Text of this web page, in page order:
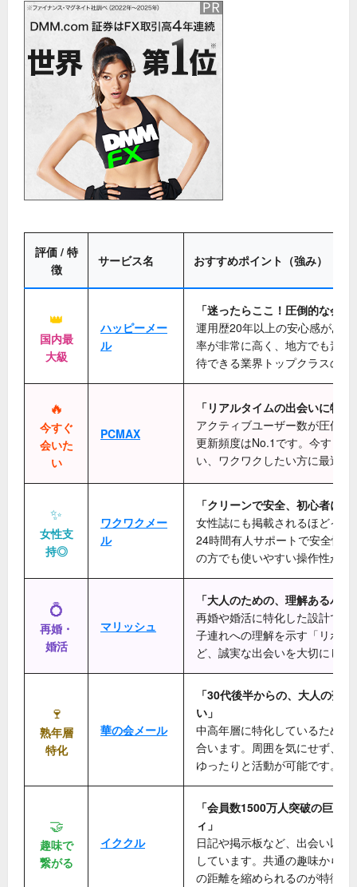
評価 / 特
徴
サービス名 おすすめポイント（強み）
👑
国内最
大級
ハッピーメー
ル
「迷ったらここ！圧倒的な会
運用歴20年以上の安心感があ
率が非常に高く、地方でも素敵
待できる業界トップクラスの老
🔥
今すぐ
会いた
い
PCMAX
「リアルタイムの出会いに特化
アクティブユーザー数が圧倒的
更新頻度はNo.1です。今すぐ
い、ワクワクしたい方に最適で
✨
女性支
持◎
ワクワクメー
ル
「クリーンで安全、初心者に優
女性誌にも掲載されるほどイメ
24時間有人サポートで安全性
の方でも使いやすい操作性が魅
💍
再婚・
婚活
マリッシュ
「大人のための、理解あるパ
再婚や婚活に特化した設計です
子連れへの理解を示す「リボン
ど、誠実な出会いを大切にして
🍷
熟年層
特化
華の会メール
「30代後半からの、大人の落
い」
中高年層に特化しているため、
合います。周囲を気にせず、自
ゆったりと活動が可能です。
🤝
趣味で
繋がる
イククル
「会員数1500万人突破の巨大
ィ」
日記や掲示板など、出会い以外
しています。共通の趣味から自
の距離を縮められるのが特徴で